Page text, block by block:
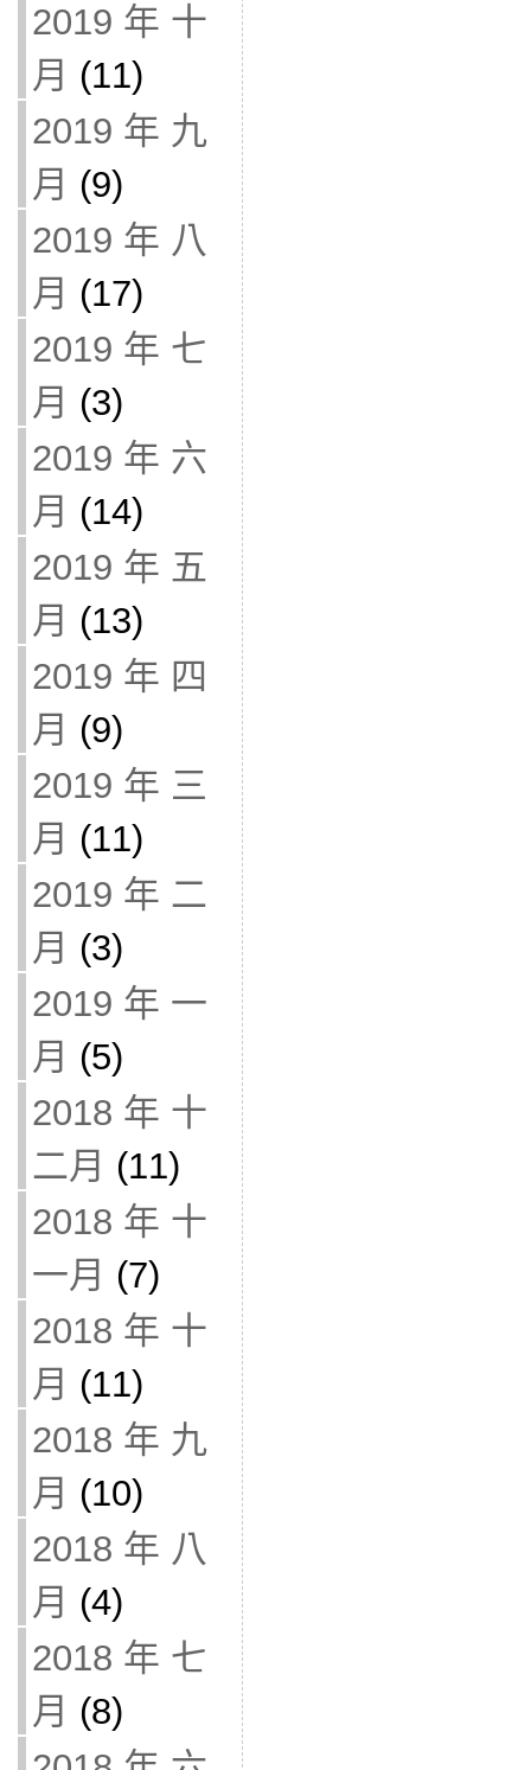
2019 年 十
月 (11)
2019 年 九
月 (9)
2019 年 八
月 (17)
2019 年 七
月 (3)
2019 年 六
月 (14)
2019 年 五
月 (13)
2019 年 四
月 (9)
2019 年 三
月 (11)
2019 年 二
月 (3)
2019 年 一
月 (5)
2018 年 十
二月 (11)
2018 年 十
一月 (7)
2018 年 十
月 (11)
2018 年 九
月 (10)
2018 年 八
月 (4)
2018 年 七
月 (8)